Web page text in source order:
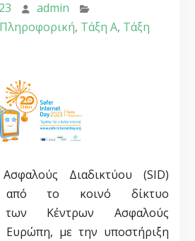
admin
Πληροφορική, Τάξη Α, Τάξη
Διαδικτύου (SID)
από το κοινό δίκτυο
των Κέντρων Ασφαλούς
Ευρώπη, με την υποστήριξη